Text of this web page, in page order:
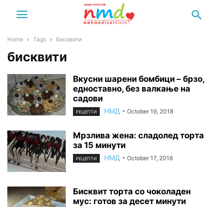
Home Tags бисквити
бисквити
Вкусни шарени бомбици – брзо,
едноставно, без валкање на
садови
РЕЦЕПТИ НМД - October 19, 2018
Мрзлива жена: сладолед торта
за 15 минути
РЕЦЕПТИ НМД - October 17, 2018
Бисквит торта со чоколаден
мус: готов за десет минути